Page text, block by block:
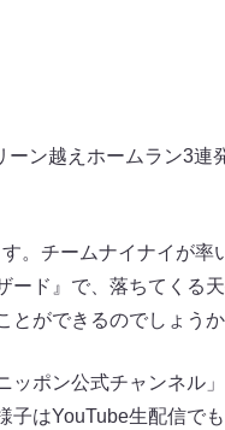
ン越えホームラン3連
。チームナイナイが率
ド』で、落ちてくる
ができるのでしょうか
ポン公式チャンネル
はYouTube生配信で